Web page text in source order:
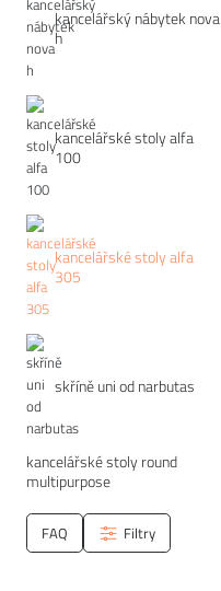
kancelářský nábytek nova
h
kancelářské stoly alfa
100
kancelářské stoly alfa
305
skříně uni od narbutas
kancelářské stoly round
multipurpose
FAQ Filtry